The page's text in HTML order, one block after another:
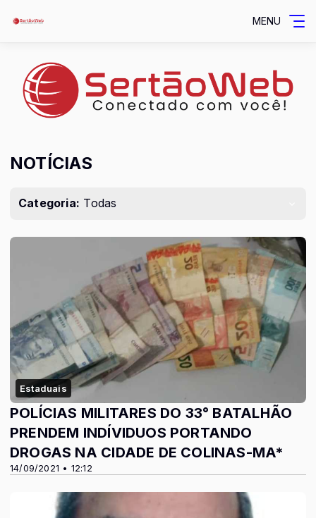
MENU
NOTÍCIAS
Categoria: Todas
Estaduais
14/09/2021 • 12:12
POLÍCIAS MILITARES DO 33° BATALHÃO
PRENDEM INDÍVIDUOS PORTANDO
DROGAS NA CIDADE DE COLINAS-MA*